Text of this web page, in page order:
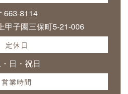
663-8114
甲子園三保町5-21-006
定休日
日・祝日
営業時間